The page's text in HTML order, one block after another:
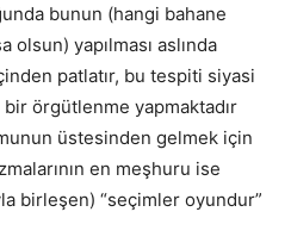
bunun (hangi bahane
olsun) yapılması aslında
patlatır, bu tespiti siyasi
örgütlenme yapmaktadır
üstesinden gelmek için
en meşhuru ise
birleşen) “seçimler oyundur”